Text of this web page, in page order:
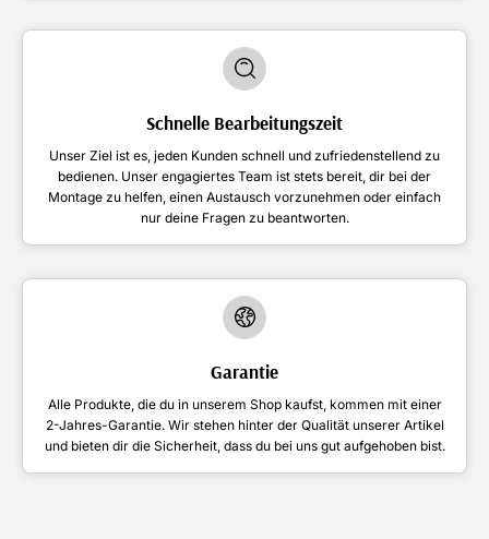
Schnelle Bearbeitungszeit
Unser Ziel ist es, jeden Kunden schnell und zufriedenstellend zu
bedienen. Unser engagiertes Team ist stets bereit, dir bei der
Montage zu helfen, einen Austausch vorzunehmen oder einfach
nur deine Fragen zu beantworten.
Garantie
Alle Produkte, die du in unserem Shop kaufst, kommen mit einer
2-Jahres-Garantie. Wir stehen hinter der Qualität unserer Artikel
und bieten dir die Sicherheit, dass du bei uns gut aufgehoben bist.